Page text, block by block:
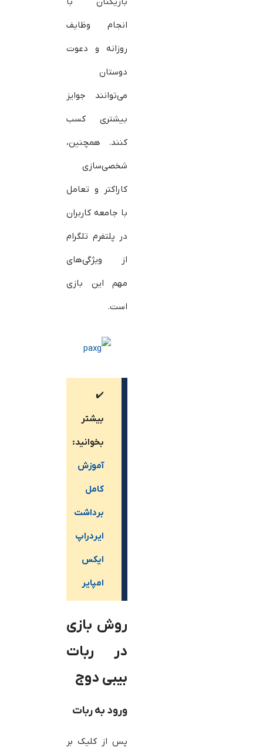
انجام وظایف
روزانه و دعوت
دوستان
می‌توانند جوایز
بیشتری کسب
کنند. همچنین،
شخصی‌سازی
کاراکتر و تعامل
با جامعه کاربران
در پلتفرم تلگرام
از ویژگی‌های
مهم این بازی
است.
✔️
بیشتر
بخوانید:
آموزش
کامل
برداشت
ایردراپ
ایکس
امپایر
روش بازی
در ربات
بیبی دوج
ورود به ربات
پس از کلیک بر